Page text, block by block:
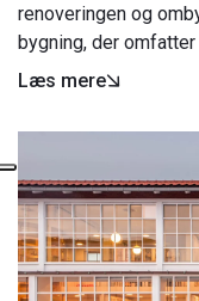
renoveringen og
bygning, der
opholdsrum,
rumfordeling samt
Læs mere